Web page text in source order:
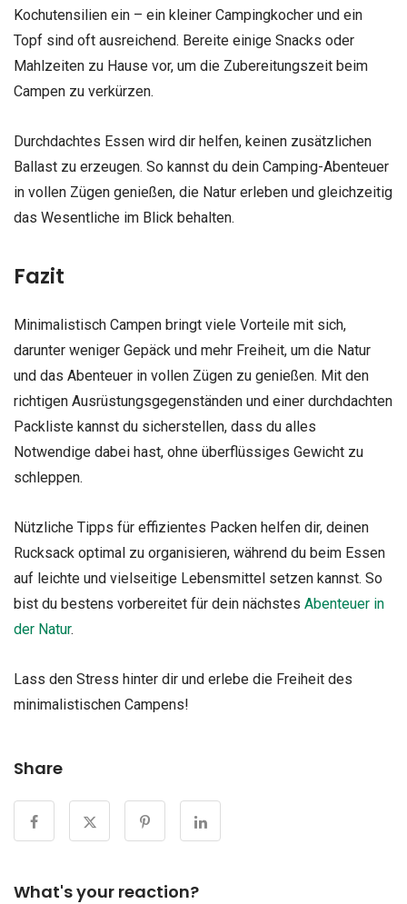
Kochutensilien ein – ein kleiner Campingkocher und ein
Topf sind oft ausreichend. Bereite einige Snacks oder
Mahlzeiten zu Hause vor, um die Zubereitungszeit beim
Campen zu verkürzen.
Durchdachtes Essen wird dir helfen, keinen zusätzlichen
Ballast zu erzeugen. So kannst du dein Camping-Abenteuer
in vollen Zügen genießen, die Natur erleben und gleichzeitig
das Wesentliche im Blick behalten.
Fazit
Minimalistisch Campen bringt viele Vorteile mit sich,
darunter weniger Gepäck und mehr Freiheit, um die Natur
und das Abenteuer in vollen Zügen zu genießen. Mit den
richtigen Ausrüstungsgegenständen und einer durchdachten
Packliste kannst du sicherstellen, dass du alles
Notwendige dabei hast, ohne überflüssiges Gewicht zu
schleppen.
Nützliche Tipps für effizientes Packen helfen dir, deinen
Rucksack optimal zu organisieren, während du beim Essen
auf leichte und vielseitige Lebensmittel setzen kannst. So
bist du bestens vorbereitet für dein nächstes Abenteuer in
der Natur.
Lass den Stress hinter dir und erlebe die Freiheit des
minimalistischen Campens!
Share
What's your reaction?